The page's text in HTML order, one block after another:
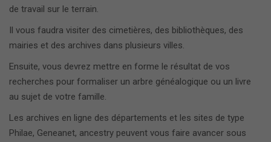
de travail sur le terrain.
Il vous faudra visiter des cimetières, des bibliothèques, des
mairies et des archives dans plusieurs villes.
Ensuite, vous devrez mettre en forme le résultat de vos
recherches pour formaliser un arbre généalogique ou un livre
au sujet de votre famille.
Les archives en ligne des départements et les sites de type
Philae, Geneanet, ancestry peuvent vous faire avancer sous